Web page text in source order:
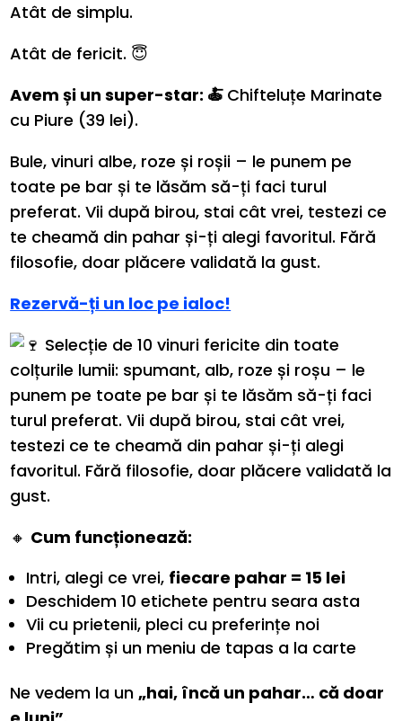
Atât de simplu.
Atât de fericit. 😇
Avem și un super-star: 🍝 Chifteluțe Marinate
cu Piure (39 lei).
Bule, vinuri albe, roze și roșii – le punem pe
toate pe bar și te lăsăm să-ți faci turul
preferat. Vii după birou, stai cât vrei, testezi ce
te cheamă din pahar și-ți alegi favoritul. Fără
filosofie, doar plăcere validată la gust.
Rezervă-ți un loc pe ialoc!
Selecție de 10 vinuri fericite din toate
colțurile lumii: spumant, alb, roze și roșu – le
punem pe toate pe bar și te lăsăm să-ți faci
turul preferat. Vii după birou, stai cât vrei,
testezi ce te cheamă din pahar și-ți alegi
favoritul. Fără filosofie, doar plăcere validată la
gust.
🔸 Cum funcționează:
Intri, alegi ce vrei, fiecare pahar = 15 lei
Deschidem 10 etichete pentru seara asta
Vii cu prietenii, pleci cu preferințe noi
Pregătim și un meniu de tapas a la carte
Ne vedem la un„hai, încă un pahar… că doar